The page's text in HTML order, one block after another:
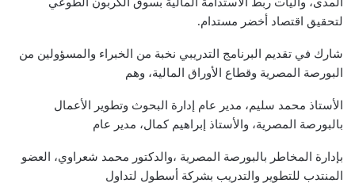
لتحقيق اقتصاد أخضر مستدام.
شارك في تقديم البرنامج التدريبي نخبة من الخبراء والمسؤولين من
البورصة المصرية وقطاع الأوراق المالية، وهم
الأستاذ محمد سليم، مدير عام إدارة البحوث وتطوير الأعمال
بالبورصة المصرية، والأستاذ إبراهيم كمال، مدير عام
بإدارة المخاطر بالبورصة المصرية ،والدكتور محمد شعراوي، العضو
المنتدب للتطوير والتدريب بشركة أسطول لتداول